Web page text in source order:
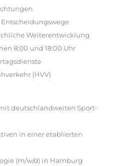
Weiterentwicklung
8:00 und 18:00 Uhr
(HVV)
deutschlandweiten Sport-
in einer etablierten
(m/w/d) in Hamburg